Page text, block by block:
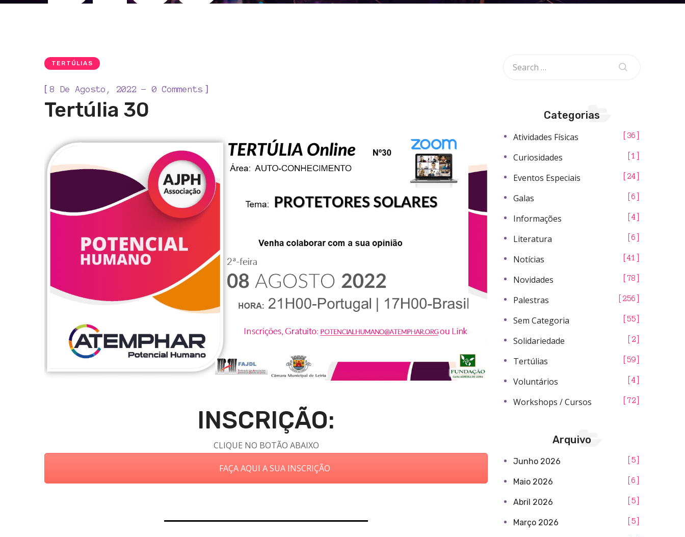
TERTÚLIAS
[8 De Agosto, 2022 0 Comments ]
Tertúlia 30
INSCRIÇÃO:
CLIQUE NO BOTÃO ABAIXO
FAÇA AQUI A SUA INSCRIÇÃO
Categorias
Atividades Físicas 36
Curiosidades 1
Eventos Especiais 24
Galas 6
Informações 4
Literatura 6
Notícias 41
Novidades 78
Palestras 256
Sem Categoria 55
Solidariedade 2
Tertúlias 59
Voluntários 4
Workshops / Cursos 72
Arquivo
Junho 2026 5
Maio 2026 6
Abril 2026 5
Março 2026 5